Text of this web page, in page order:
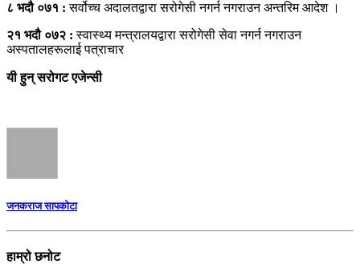
८ भदौ ०७१ : सर्वोच्च अदालतद्वारा सरोगेसी नगर्न नगराउन अन्तरिम आदेश ।
२१ भदौ ०७२ : स्वास्थ्य मन्त्रालयद्वारा सरोगेसी सेवा नगर्न नगराउन
अस्पतालहरूलाई पत्राचार
यी हुन् सरोगट एजेन्सी
जनकराज सापकोटा
हाम्रो छनोट